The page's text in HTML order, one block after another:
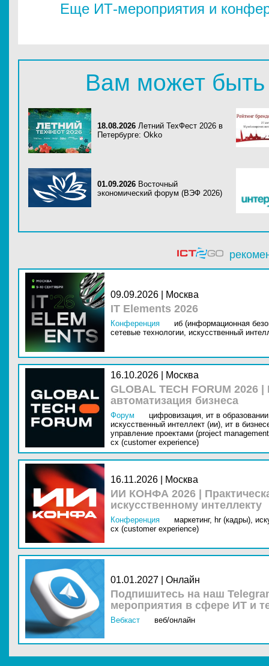
Еще ИТ-мероприятия и
Вам может быть
18.08.2026 Летний ТехФест 2026 в
Петербурге: Okko
01.09.2026 Восточный
экономический форум (ВЭФ 2026)
09.09.2026 | Москва
IT Elements 2026
Конференция
иб (информационная
сетевые технологии, искусственный
16.10.2026 | Москва
GLOBAL TECH FORUM
автоматизация бизнеса
Форум цифровизация, ит в
искусственный интеллект (ии), ит в
управление проектами (project
cx (customer experience)
16.11.2026 | Москва
ИИ КОНФА 2026 |
искусственному интеллекту
Конференция маркетинг, hr (кадры),
cx (customer experience)
01.01.2027 | Онлайн
Подпишитесь на наш
мероприятия в сфере ИТ и
Вебкаст веб/онлайн